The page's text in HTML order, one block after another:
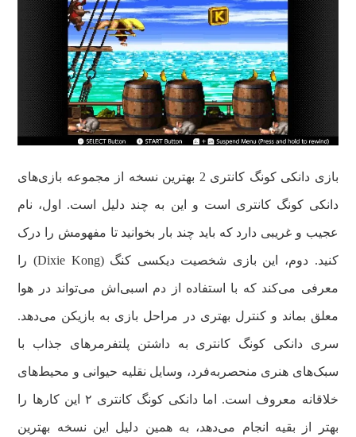
بازی دانکی کونگ کانتری 2 بهترین نسخه از مجموعه بازی‌های
دانکی کونگ کانتری است و این به چند دلیل است. اول، نام
عجیب و غریبی دارد که باید چند بار بخوانید تا مفهومش را درک
کنید. دوم، این بازی شخصیت دیکسی کنگ (Dixie Kong) را
معرفی می‌کند که با استفاده از دم اسبی‌اش می‌تواند در هوا
معلق بماند و کنترل بهتری در مراحل بازی به بازیکن می‌دهد.
سری دانکی کونگ کانتری به داشتن پلتفرمرهای جذاب با
سبک‌های هنری منحصر‌به‌فرد، وسایل نقلیه حیوانی و محیط‌های
خلاقانه معروف است. اما دانکی کونگ کانتری ۲ این کارها را
بهتر از بقیه انجام می‌دهد، به همین دلیل این نسخه بهترین